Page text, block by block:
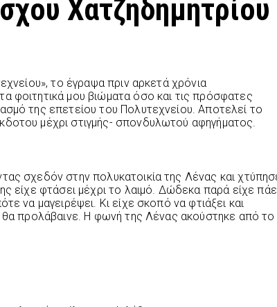
Χατζηδημητρίου
το έγραψα πριν αρκετά χρόνια
φοιτητικά μου βιώματα όσο και τις πρόσφατες
της επετείου του Πολυτεχνείου. Αποτελεί το
μέχρι στιγμής- σπονδυλωτού αφηγήματος.
σχεδόν στην πολυκατοικία της Λένας και
είχε φτάσει μέχρι το λαιμό. Δώδεκα παρά είχε
να μαγειρέψει. Κι είχε σκοπό να φτιάξει και
προλάβαινε. Η φωνή της Λένας ακούστηκε από το